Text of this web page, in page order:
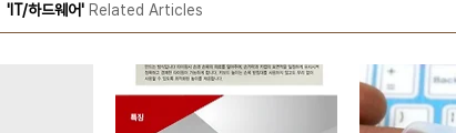
'IT/하드웨어'Related Articles